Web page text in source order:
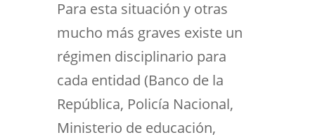
Para esta situación y otras
mucho más graves existe un
régimen disciplinario para
cada entidad (Banco de la
República, Policía Nacional,
Ministerio de educación,